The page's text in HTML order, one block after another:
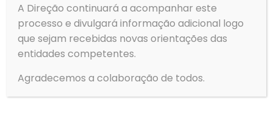
Gerir o Consentimento de
Cookies
Para fornecer as melhores experiências, usamos tecnologias
dispositivo. Consentir com essas tecnologias nos permitirá
→
Política de Privacidade
→
Livro de Reclamações
Tempo
A Direção continuará a acompanhar este
processo e divulgará informação adicional logo
que sejam recebidas novas orientações das
entidades competentes.
Agradecemos a colaboração de todos.